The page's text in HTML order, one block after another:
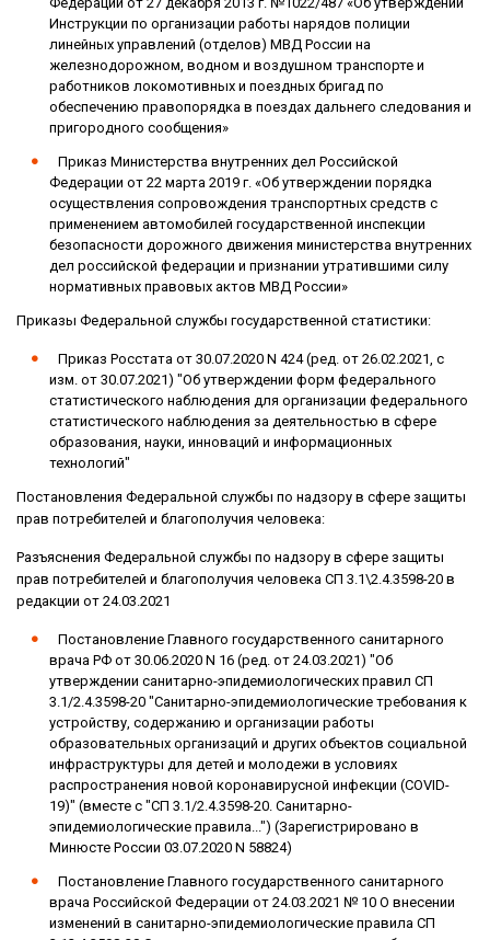
Инструкции по организации работы нарядов полиции
линейных управлений (отделов) МВД России на
железнодорожном, водном и воздушном транспорте и
работников локомотивных и поездных бригад по
обеспечению правопорядка в поездах дальнего следования и
пригородного сообщения»
Приказ Министерства внутренних дел Российской
Федерации от 22 марта 2019 г. «Об утверждении порядка
осуществления сопровождения транспортных средств с
применением автомобилей государственной инспекции
безопасности дорожного движения министерства внутренних
дел российской федерации и признании утратившими силу
нормативных правовых актов МВД России»
Приказы Федеральной службы государственной статистики:
Приказ Росстата от 30.07.2020 N 424 (ред. от 26.02.2021, с
изм. от 30.07.2021) "Об утверждении форм федерального
статистического наблюдения для организации федерального
статистического наблюдения за деятельностью в сфере
образования, науки, инноваций и информационных
технологий"
Постановления Федеральной службы по надзору в сфере защиты
прав потребителей и благополучия человека:
Разъяснения Федеральной службы по надзору в сфере защиты
прав потребителей и благополучия человека СП 3.1\2.4.3598-20 в
редакции от 24.03.2021
Постановление Главного государственного санитарного
врача РФ от 30.06.2020 N 16 (ред. от 24.03.2021) "Об
утверждении санитарно-эпидемиологических правил СП
3.1/2.4.3598-20 "Санитарно-эпидемиологические требования к
устройству, содержанию и организации работы
образовательных организаций и других объектов социальной
инфраструктуры для детей и молодежи в условиях
распространения новой коронавирусной инфекции (COVID-
19)" (вместе с "СП 3.1/2.4.3598-20. Санитарно-
эпидемиологические правила...") (Зарегистрировано в
Минюсте России 03.07.2020 N 58824)
Постановление Главного государственного санитарного
врача Российской Федерации от 24.03.2021 № 10 О внесении
изменений в санитарно-эпидемиологические правила СП